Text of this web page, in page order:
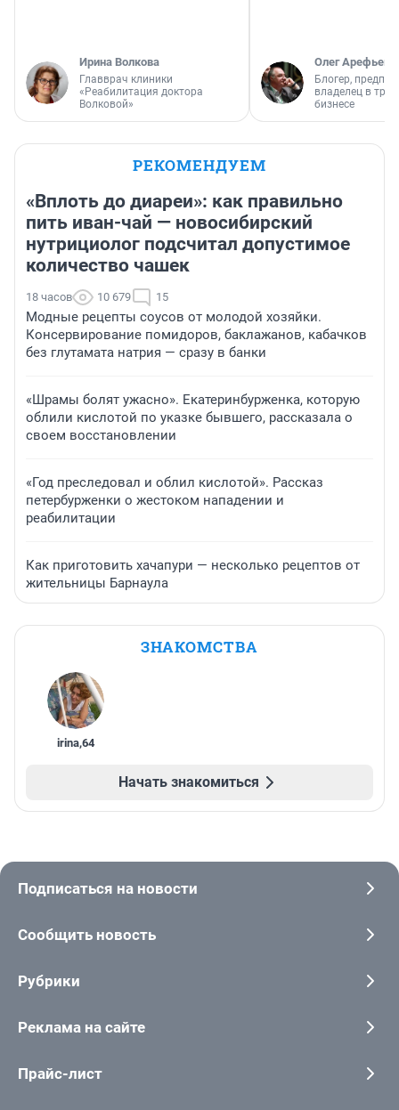
Ирина Волкова
Главврач клиники
«Реабилитация доктора
Волковой»
Олег Арефьев
Блогер,
владелец в
бизнесе
РЕКОМЕНДУЕМ
«Вплоть до диареи»: как правильно
пить иван-чай — новосибирский
нутрициолог подсчитал допустимое
количество чашек
18 часов 10 679 15
Модные рецепты соусов от молодой хозяйки.
Консервирование помидоров, баклажанов, кабачков
без глутамата натрия — сразу в банки
«Шрамы болят ужасно». Екатеринбурженка, которую
облили кислотой по указке бывшего, рассказала о
своем восстановлении
«Год преследовал и облил кислотой». Рассказ
петербурженки о жестоком нападении и
реабилитации
Как приготовить хачапури — несколько рецептов от
жительницы Барнаула
ЗНАКОМСТВА
irina,64
Начать знакомиться
Подписаться на новости
Сообщить новость
Рубрики
Реклама на сайте
Прайс-лист